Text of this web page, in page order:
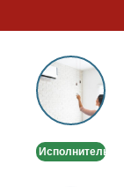
Установка
кондиционеров
в
Москве
Исполнитель